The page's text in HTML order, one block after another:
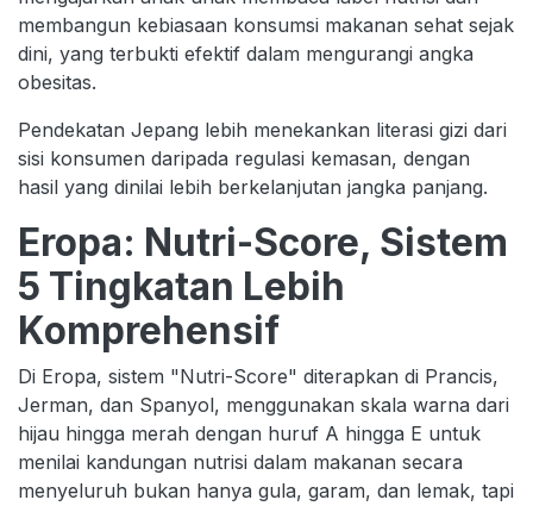
membangun kebiasaan konsumsi makanan sehat sejak
dini, yang terbukti efektif dalam mengurangi angka
obesitas.
Pendekatan Jepang lebih menekankan literasi gizi dari
sisi konsumen daripada regulasi kemasan, dengan
hasil yang dinilai lebih berkelanjutan jangka panjang.
Eropa: Nutri-Score, Sistem
5 Tingkatan Lebih
Komprehensif
Di Eropa, sistem "Nutri-Score" diterapkan di Prancis,
Jerman, dan Spanyol, menggunakan skala warna dari
hijau hingga merah dengan huruf A hingga E untuk
menilai kandungan nutrisi dalam makanan secara
menyeluruh bukan hanya gula, garam, dan lemak, tapi